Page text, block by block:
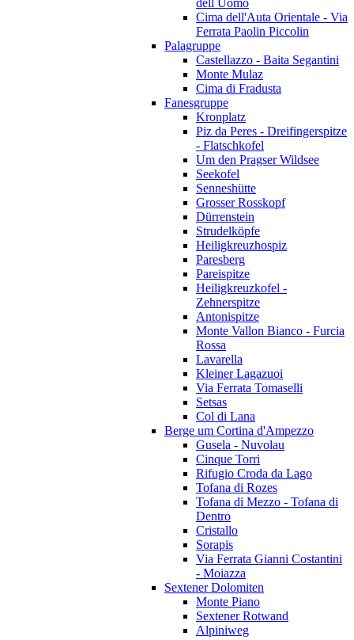
dell Uomo
Cima dell'Auta Orientale - Via
Ferrata Paolin Piccolin
Palagruppe
Castellazzo - Baita Segantini
Monte Mulaz
Cima di Fradusta
Fanesgruppe
Kronplatz
Piz da Peres - Dreifingerspitze
- Flatschkofel
Um den Pragser Wildsee
Seekofel
Senneshütte
Grosser Rosskopf
Dürrenstein
Strudelköpfe
Heiligkreuzhospiz
Paresberg
Pareispitze
Heiligkreuzkofel -
Zehnerspitze
Antonispitze
Monte Vallon Bianco - Furcia
Rossa
Lavarella
Kleiner Lagazuoi
Via Ferrata Tomaselli
Setsas
Col di Lana
Berge um Cortina d'Ampezzo
Gusela - Nuvolau
Cinque Torri
Rifugio Croda da Lago
Tofana di Rozes
Tofana di Mezzo - Tofana di
Dentro
Cristallo
Sorapis
Via Ferrata Gianni Costantini
- Moiazza
Sextener Dolomiten
Monte Piano
Sextener Rotwand
Alpiniweg